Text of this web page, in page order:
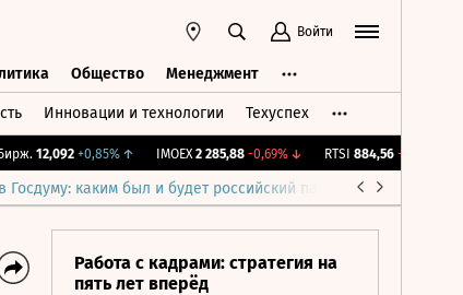
Войти
Общество Менеджмент
Инновации и технологии Техуспех
12,092 +0,85%↑ IMOEX 2 285,88 -0,69%↓ RTSI 884,56 -1,27%
Госдуму: каким был и будет российский парламент
Работа с кадрами: стратегия на
пять лет вперёд